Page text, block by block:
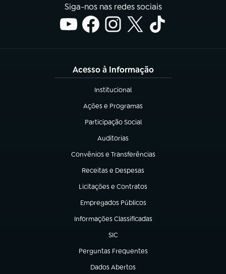
Siga-nos nas redes sociais
Acesso à Informação
Institucional
(abre em nova aba)
Ações e Programas
(abre em nova aba)
Participação Social
(abre em nova aba)
Auditorias
(abre em nova aba)
Convênios e Transferências
(abre em nova aba)
Receitas e Despesas
(abre em nova aba)
Licitações e Contratos
(abre em nova aba)
Empregados Públicos
(abre em nova aba)
Informações Classificadas
(abre em nova aba)
SIC
(abre em nova aba)
Perguntas Frequentes
(abre em nova aba)
Dados Abertos
(abre em nova aba)